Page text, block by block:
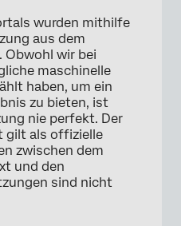
wurden mithilfe
aus dem
Obwohl wir bei
maschinelle
haben, um ein
zu bieten, ist
nie perfekt. Der
gilt als offizielle
zwischen dem
und den
sind nicht